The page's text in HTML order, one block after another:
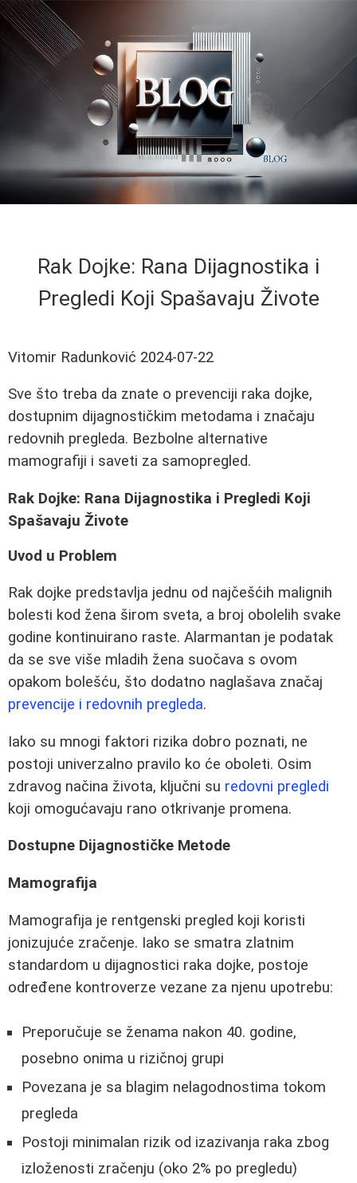
Rak Dojke: Rana Dijagnostika i
Pregledi Koji Spašavaju Živote
Vitomir Radunković 2024-07-22
Sve što treba da znate o prevenciji raka dojke,
dostupnim dijagnostičkim metodama i značaju
redovnih pregleda. Bezbolne alternative
mamografiji i saveti za samopregled.
Rak Dojke: Rana Dijagnostika i Pregledi Koji
Spašavaju Živote
Uvod u Problem
Rak dojke predstavlja jednu od najčešćih malignih
bolesti kod žena širom sveta, a broj obolelih svake
godine kontinuirano raste. Alarmantan je podatak
da se sve više mladih žena suočava s ovom
opakom bolešću, što dodatno naglašava značaj
prevencije i redovnih pregleda.
Iako su mnogi faktori rizika dobro poznati, ne
postoji univerzalno pravilo ko će oboleti. Osim
zdravog načina života, ključni su redovni pregledi
koji omogućavaju rano otkrivanje promena.
Dostupne Dijagnostičke Metode
Mamografija
Mamografija je rentgenski pregled koji koristi
jonizujuće zračenje. Iako se smatra zlatnim
standardom u dijagnostici raka dojke, postoje
određene kontroverze vezane za njenu upotrebu:
Preporučuje se ženama nakon 40. godine,
posebno onima u rizičnoj grupi
Povezana je sa blagim nelagodnostima tokom
pregleda
Postoji minimalan rizik od izazivanja raka zbog
izloženosti zračenju (oko 2% po pregledu)